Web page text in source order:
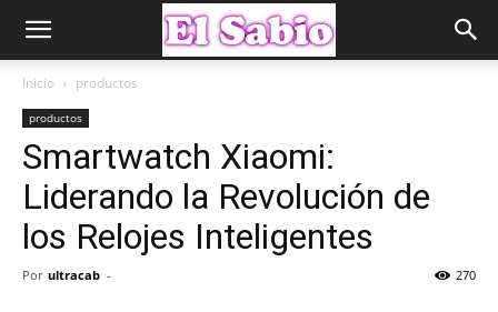
Inicio productos
productos
Smartwatch Xiaomi:
Liderando la Revolución de
los Relojes Inteligentes
Por ultracab - 270